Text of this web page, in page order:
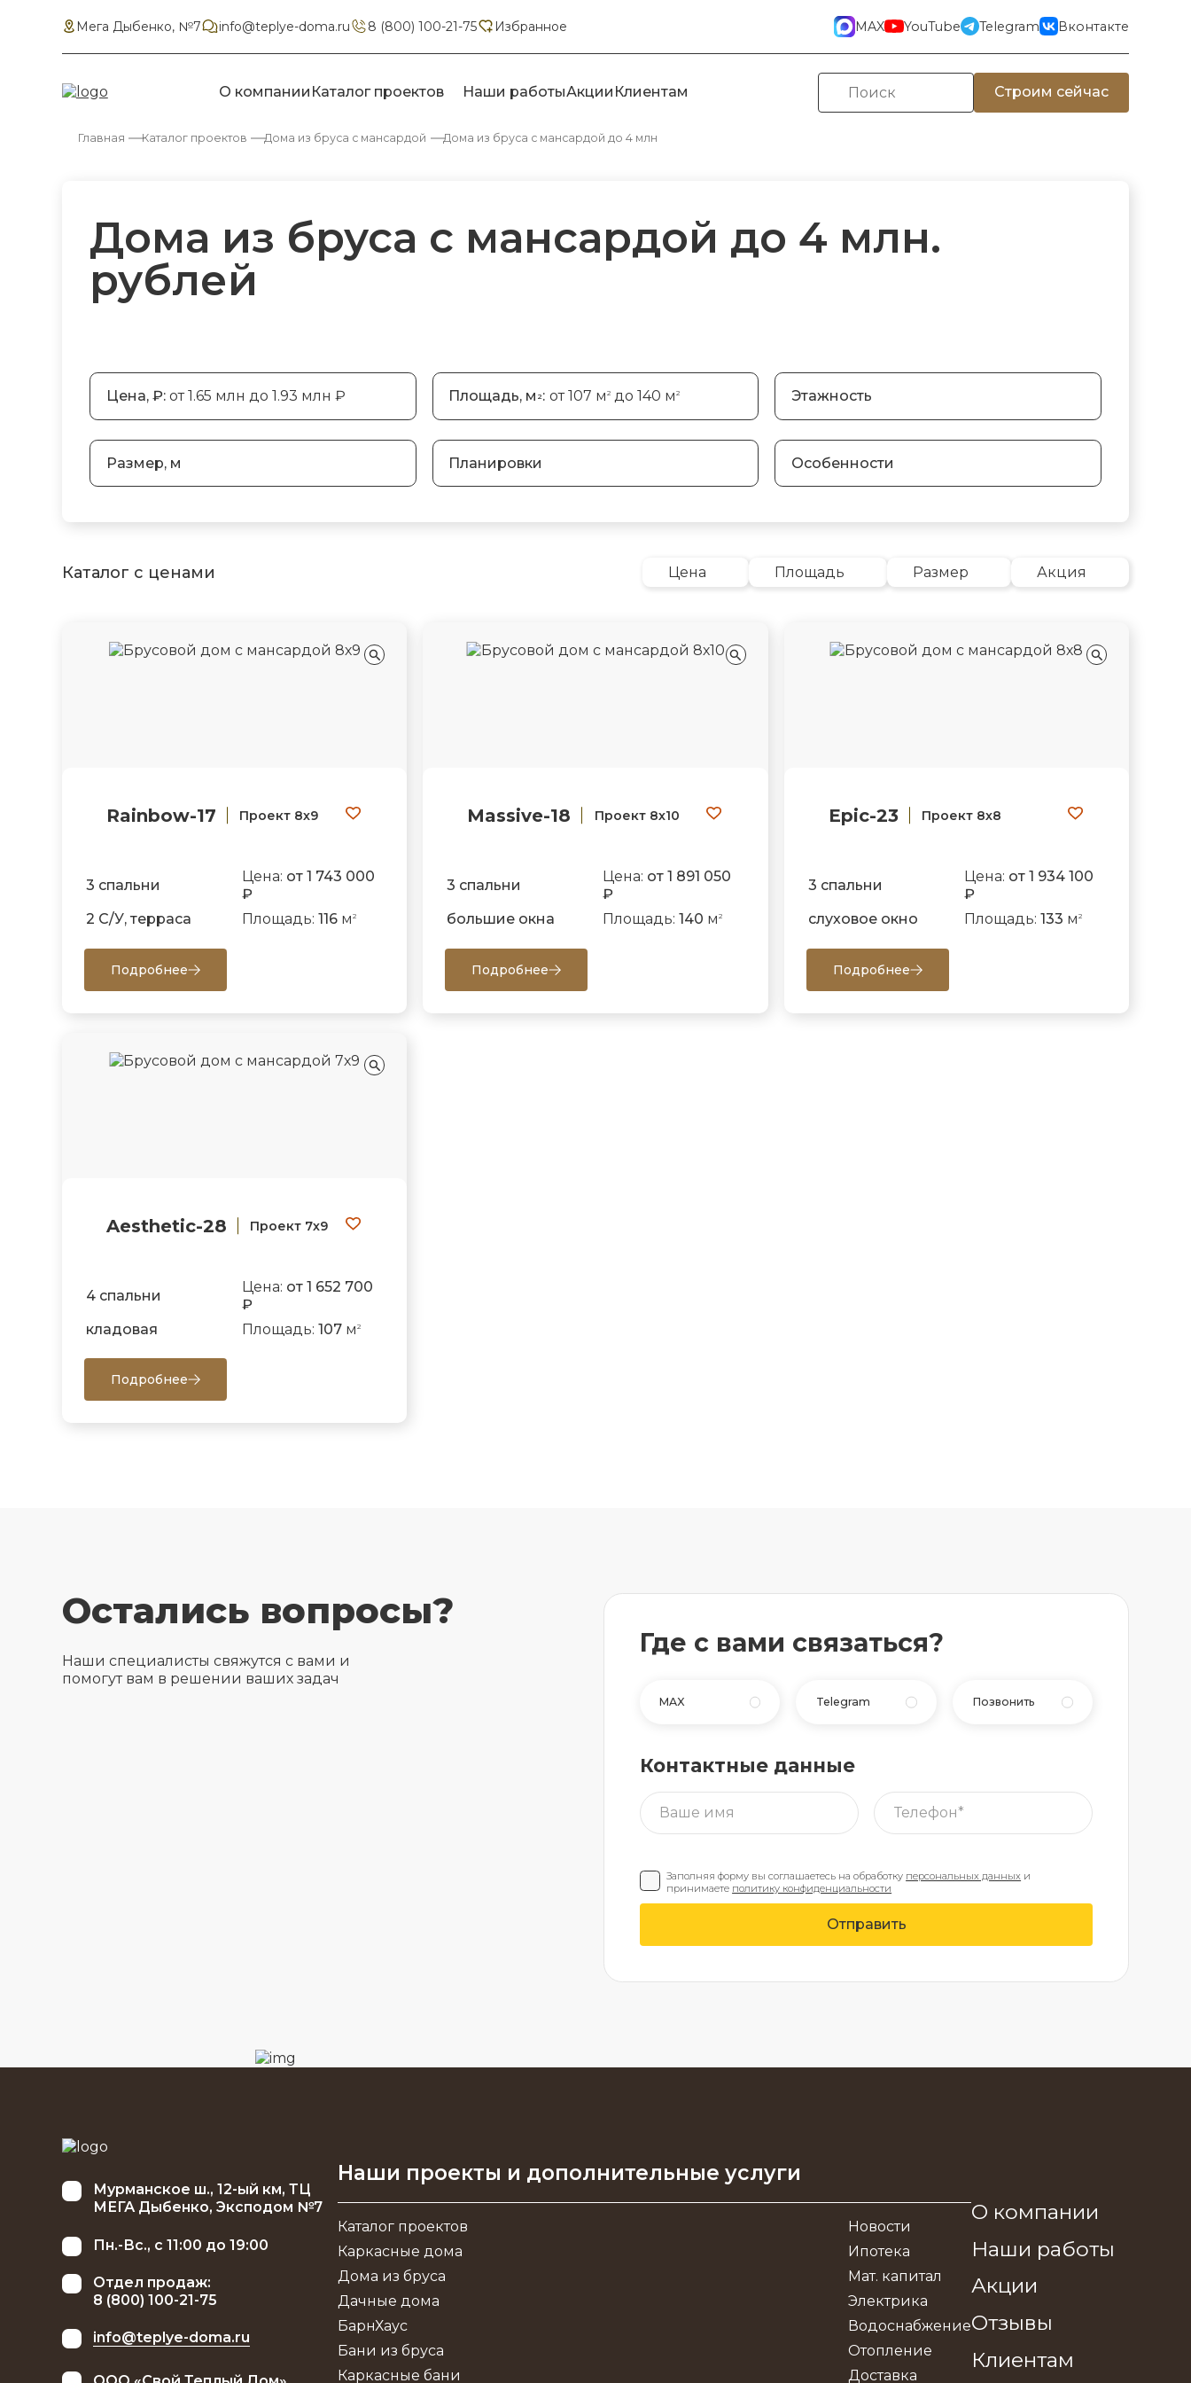
Мега Дыбенко, №7 info@teplye-doma.ru 8 (800) 100-21-75 Избранное MAX YouTube Telegram Вконтакте
О компании Каталог проектов Наши работыАкции Клиентам Строим сейчас
Главная Каталог проектов Дома из бруса с мансардой Дома из бруса с мансардой до 4 млн
Дома из бруса с мансардой до 4 млн.
рублей
Цена, ₽: от 1.65 млн до 1.93 млн ₽ Площадь, м 2 : от 107 м2 до 140 м2 Этажность
Размер, м Планировки Особенности
Каталог с ценами Цена Площадь Размер Акция
Rainbow-17 Проект 8х9
3 спальни
Цена: от 1 743 000
₽
2 С/У, терраса
Площадь: 116м 2
Подробнее
Massive-18 Проект 8х10
3 спальни
Цена: от 1 891 050
₽
большие окна
Площадь:140 м2
Подробнее
Epic-23 Проект 8х8
3 спальни
Цена: от 1 934 100
₽
слуховое окно
Площадь: 133 м 2
Подробнее
Aesthetic-28 Проект 7х9
4 спальни
Цена: от 1 652 700
₽
кладовая
Площадь: 107м 2
Подробнее
Остались вопросы?
Наши специалисты свяжутся с вами и
помогут вам в решении ваших задач
Где с вами связаться?
MAX Telegram Позвонить
Контактные данные
Заполняя форму вы соглашаетесь на обработку персональных данных и
принимаете политику конфиденциальности
Отправить
Мурманское ш., 12-ый км, ТЦ
МЕГА Дыбенко, Эксподом №7
Пн.-Вс., с 11:00 до 19:00
Отдел продаж:
8 (800) 100-21-75
info@teplye-doma.ru
Наши проекты и дополнительные услуги
Каталог проектов
Каркасные дома
Дома из бруса
Дачные дома
БарнХаус
Бани из бруса
Каркасные бани
Новости
Ипотека
Мат. капитал
Электрика
Водоснабжение
Отопление
Доставка
О компании
Наши работы
Акции
Отзывы
Клиентам